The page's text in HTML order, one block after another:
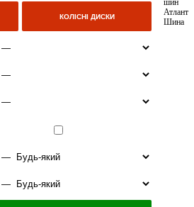
КОЛІСНІ ДИСКИ